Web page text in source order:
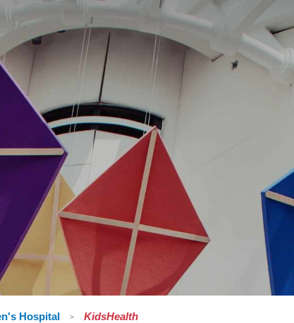
Hospital KidsHealth